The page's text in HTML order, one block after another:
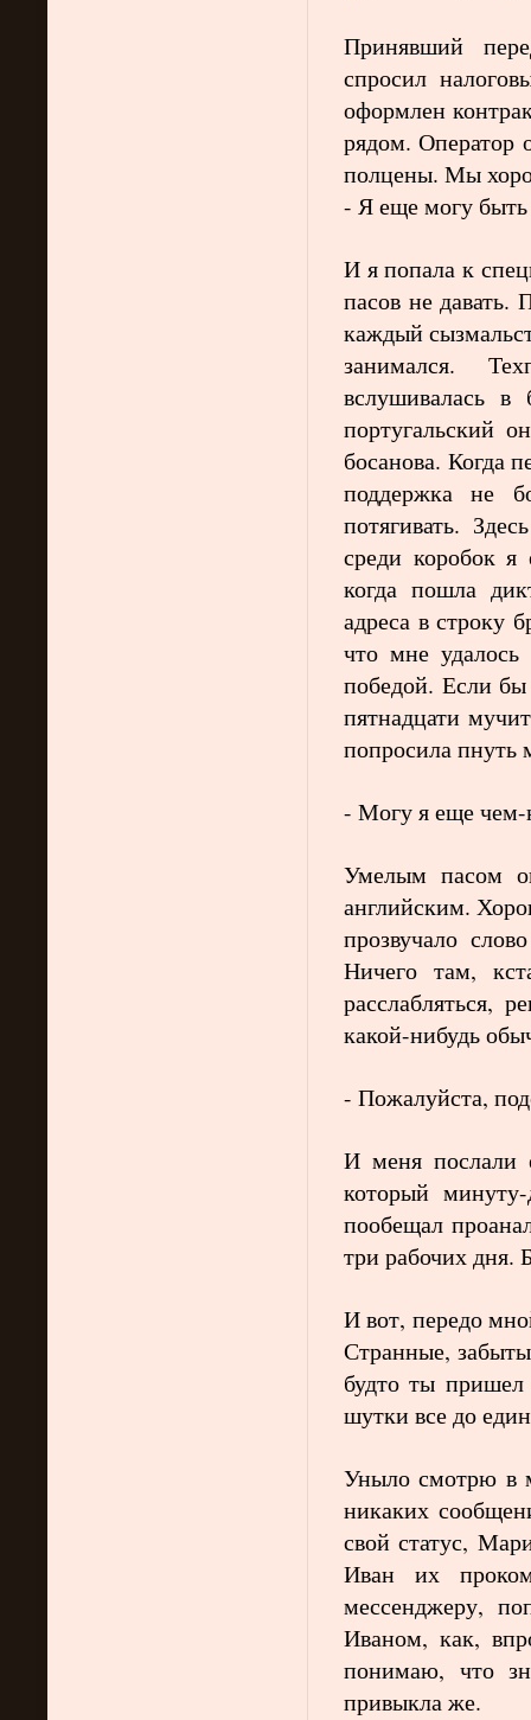
Принявший
спросил
оформлен
рядом. Оператор
полцены. Мы
- Я еще могу
И я попала к
пасов не давать.
каждый
занимался.
вслушивалась
португальский
босанова. Когда
поддержка не
потягивать.
среди коробок
когда пошла
адреса в строку
что мне удалось
победой. Если
пятнадцати
попросила пнуть
- Могу я еще
Умелым пасом
английским.
прозвучало
Ничего там,
расслабляться,
какой-нибудь
- Пожалуйста,
И меня послали
который
пообещал
три рабочих
И вот, передо
Странные,
будто ты пришел
шутки все до
Уныло смотрю в
никаких
свой статус,
Иван их
мессенджеру,
Иваном, как,
понимаю, что
привыкла же.